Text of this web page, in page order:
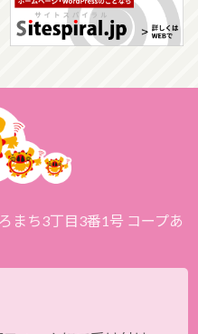
まち3丁目3番1号 コープあ